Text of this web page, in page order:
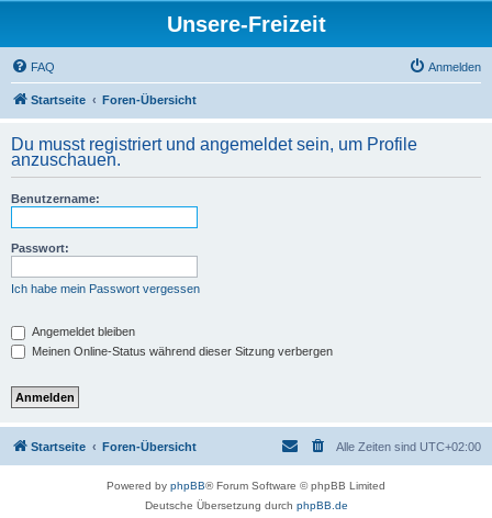
Unsere-Freizeit
FAQ Anmelden
Startseite Foren-Übersicht
Du musst registriert und angemeldet sein, um Profile
anzuschauen.
Benutzername:
Passwort:
Ich habe mein Passwort vergessen
Angemeldet bleiben
Meinen Online-Status während dieser Sitzung verbergen
Startseite Foren-Übersicht Alle Zeiten sind UTC+02:00
Powered by phpBB® Forum Software © phpBB Limited
Deutsche Übersetzung durch phpBB.de